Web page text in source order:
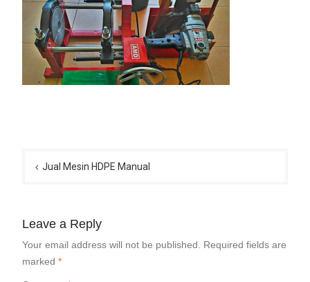
navigation
Jual Mesin HDPE Manual
Leave a Reply
Your email address will not be published.
Required fields are
marked *